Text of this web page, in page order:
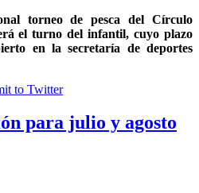
torneo de pesca del Círculo
el turno del infantil, cuyo plazo
en la secretaría de deportes
para julio y agosto